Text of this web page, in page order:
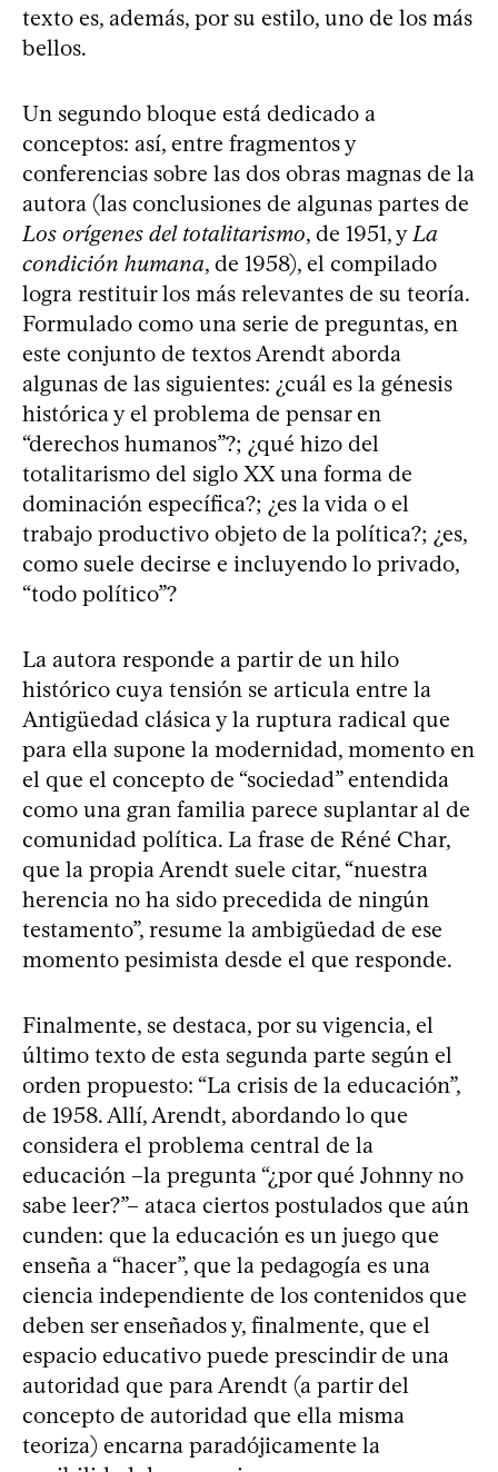
texto es, además, por su estilo, uno de los más
bellos.
Un segundo bloque está dedicado a
conceptos: así, entre fragmentos y
conferencias sobre las dos obras magnas de la
autora (las conclusiones de algunas partes de
Los orígenes del totalitarismo, de 1951, y La
condición humana, de 1958), el compilado
logra restituir los más relevantes de su teoría.
Formulado como una serie de preguntas, en
este conjunto de textos Arendt aborda
algunas de las siguientes: ¿cuál es la génesis
histórica y el problema de pensar en
“derechos humanos”?; ¿qué hizo del
totalitarismo del siglo XX una forma de
dominación específica?; ¿es la vida o el
trabajo productivo objeto de la política?; ¿es,
como suele decirse e incluyendo lo privado,
“todo político”?
La autora responde a partir de un hilo
histórico cuya tensión se articula entre la
Antigüedad clásica y la ruptura radical que
para ella supone la modernidad, momento en
el que el concepto de “sociedad” entendida
como una gran familia parece suplantar al de
comunidad política. La frase de Réné Char,
que la propia Arendt suele citar, “nuestra
herencia no ha sido precedida de ningún
testamento”, resume la ambigüedad de ese
momento pesimista desde el que responde.
Finalmente, se destaca, por su vigencia, el
último texto de esta segunda parte según el
orden propuesto: “La crisis de la educación”,
de 1958. Allí, Arendt, abordando lo que
considera el problema central de la
educación –la pregunta “¿por qué Johnny no
sabe leer?”– ataca ciertos postulados que aún
cunden: que la educación es un juego que
enseña a “hacer”, que la pedagogía es una
ciencia independiente de los contenidos que
deben ser enseñados y, finalmente, que el
espacio educativo puede prescindir de una
autoridad que para Arendt (a partir del
concepto de autoridad que ella misma
teoriza) encarna paradójicamente la